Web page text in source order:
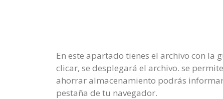
En este apartado tienes el archivo con la
clicar, se desplegará el archivo. se
ahorrar almacenamiento podrás
pestaña de tu navegador.